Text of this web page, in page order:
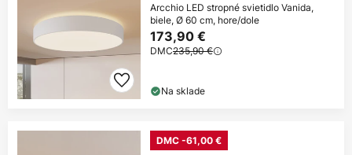
Arcchio LED stropné svietidlo Vanida,
biele, Ø 60 cm, hore/dole
173,90 €
DMC235,90 €
Na sklade
DMC -61,00 €